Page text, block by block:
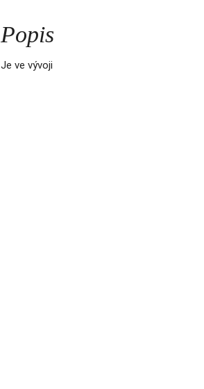
Popis
Je ve vývoji